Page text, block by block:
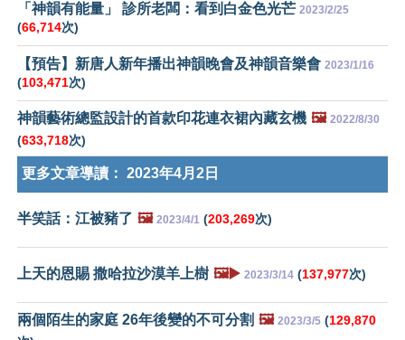
「神韻有能量」 診所老闆：看到白金色光芒 2023/2/25
(66,714次)
【預告】新唐人新年播出神韻晚會及神韻音樂會 2023/1/16
(103,471次)
神韻藝術總監設計的首款印花連衣裙內藏玄機 🖼️ 2022/8/30
(633,718次)
更多文章導讀： 2023年4月2日
半笑話：江被豬了 🖼️ 2023/4/1 (203,269次)
上天的恩賜 撒哈拉沙漠羊上樹 🖼️▶️ 2023/3/14 (137,977次)
兩個陌生的家庭 26年後變的不可分割 🖼️ 2023/3/5 (129,870